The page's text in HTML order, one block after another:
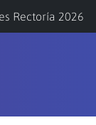
Rectoría 2026